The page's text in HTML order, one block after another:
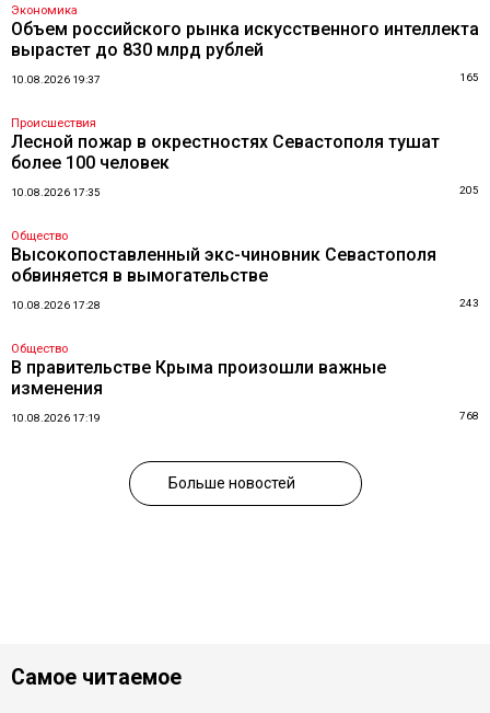
Экономика
Объем российского рынка искусственного интеллекта
вырастет до 830 млрд рублей
10.08.2026 19:37 165
Происшествия
Лесной пожар в окрестностях Севастополя тушат
более 100 человек
10.08.2026 17:35 205
Общество
Высокопоставленный экс-чиновник Севастополя
обвиняется в вымогательстве
10.08.2026 17:28 243
Общество
В правительстве Крыма произошли важные
изменения
10.08.2026 17:19 768
Больше новостей
Самое читаемое